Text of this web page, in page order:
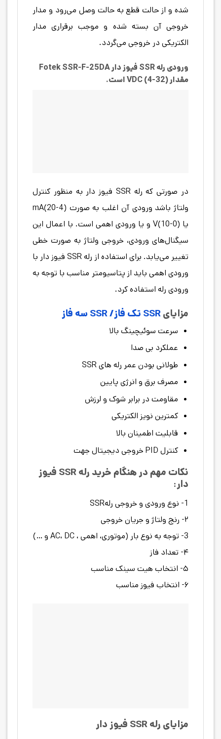
شده و از حالت قطع به حالت وصل می‌رود و مدار
خروجی آن بسته شده و موجب برقراری مدار
الکتریکی در خروجی می‌گردد.
ورودی رله SSR فیوز دار Fotek SSR-F-25DA
مقدار VDC (4-32) است.
در صورتی که رله SSR فیوز دار به منظور کنترل
ولتاژ باشد ورودی آن اغلب به صورت (4-20)mA
یا (0-10)V و یا ورودی اهمی است. با اعمال این
سیگنال‌های ورودی، خروجی ولتاژ به صورت خطی
تغییر می‌یابد. برای استفاده از رله SSR فیوز دار با
ورودی اهمی باید از پتاسیومتر مناسب با توجه به
ورودی رله استفاده کرد.
مزایایSSR تک فاز/ SSR سه فاز
سرعت سوئیچینگ بالا
عملکرد بی صدا
طولانی بودن عمر رله های SSR
مصرف برق و انرژی پایین
مقاومت در برابر شوک و لرزش
کمترین نویز الکتریکی
قابلیت اطمینان بالا
کنترل PID خروجی دیجیتال جهت
نکات مهم در هنگام خرید رله SSR فیوز
دار:
1- نوع ورودی و خروجی رلهSSR
۲- رنج ولتاژ و جریان خروجی
3- توجه به نوع بار (موتوری، اهمی ، AC، DC و …)
۴- تعداد فاز
۵- انتخاب هیت سینک مناسب
۶- انتخاب فیوز مناسب
مزایای رله SSR فیوز دار